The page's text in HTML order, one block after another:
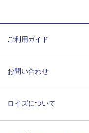
ご利用ガイド
お問い合わせ
ロイズについて